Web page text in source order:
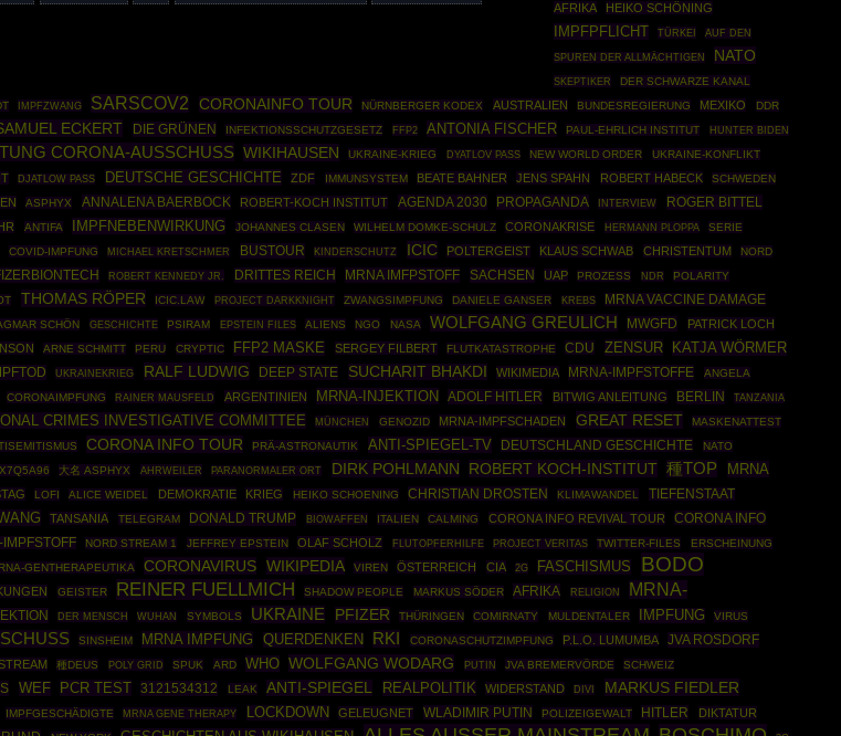
AFRIKA
HEIKO SCHÖNING
IMPFPFLICHT TÜRKEI AUF DEN
SPUREN DER ALLMÄCHTIGEN NATO
SKEPTIKER
DER SCHWARZE KANAL
IMPFZWANG SARSCOV2 CORONAINFO TOUR NÜRNBERGER KODEX AUSTRALIEN BUNDESREGIERUNG MEXIKO DDR
ECKERT DIE GRÜNEN INFEKTIONSSCHUTZGESETZ FFP2 ANTONIA FISCHER PAUL-EHRLICH INSTITUT HUNTER BIDEN
CORONA-AUSSCHUSS WIKIHAUSEN UKRAINE-KRIEG DYATLOV PASS NEW WORLD ORDER UKRAINE-KONFLIKT
DJATLOW PASS DEUTSCHE GESCHICHTE ZDF IMMUNSYSTEM BEATE BAHNER JENS SPAHN ROBERT HABECK SCHWEDEN
ASPHYX ANNALENA BAERBOCK ROBERT-KOCH INSTITUT AGENDA 2030 PROPAGANDA INTERVIEW ROGER BITTEL
ANTIFA IMPFNEBENWIRKUNG JOHANNES CLASEN WILHELM DOMKE-SCHULZ CORONAKRISE HERMANN PLOPPA SERIE
COVID-IMPFUNG MICHAEL KRETSCHMER BUSTOUR KINDERSCHUTZ ICIC POLTERGEIST KLAUS SCHWAB CHRISTENTUM
NORD
ROBERT KENNEDY JR. DRITTES REICH MRNA IMFPSTOFF SACHSEN UAP PROZESS NDR POLARITY
THOMAS RÖPER ICIC.LAW PROJECT DARKKNIGHT ZWANGSIMPFUNG DANIELE GANSER KREBS MRNA VACCINE DAMAGE
SCHÖN GESCHICHTE PSIRAM EPSTEIN FILES ALIENS NGO NASA WOLFGANG GREULICH MWGFD
PATRICK LOCH
ARNE SCHMITT PERU CRYPTIC FFP2 MASKE SERGEY FILBERT FLUTKATASTROPHE CDU ZENSUR KATJA WÖRMER
UKRAINEKRIEG RALF LUDWIG DEEP STATE SUCHARIT BHAKDI WIKIMEDIA MRNA-IMPFSTOFFE
ANGELA
CORONAIMPFUNG RAINER MAUSFELD ARGENTINIEN MRNA-INJEKTION ADOLF HITLER BITWIG ANLEITUNG BERLIN TANZANIA
CRIMES INVESTIGATIVE COMMITTEE MÜNCHEN GENOZID MRNA-IMPFSCHADEN GREAT RESET MASKENATTEST
CORONA INFO TOUR PRÄ-ASTRONAUTIK ANTI-SPIEGEL-TV DEUTSCHLAND GESCHICHTE
NATO
X7Q5A96 大名 ASPHYX AHRWEILER PARANORMALER ORT DIRK POHLMANN ROBERT KOCH-INSTITUT 種TOP MRNA
LOFI ALICE WEIDEL DEMOKRATIE KRIEG HEIKO SCHOENING CHRISTIAN DROSTEN KLIMAWANDEL TIEFENSTAAT
TANSANIA TELEGRAM DONALD TRUMP BIOWAFFEN ITALIEN CALMING CORONA INFO REVIVAL TOUR
CORONA INFO
IMPFSTOFF NORD STREAM 1 JEFFREY EPSTEIN OLAF SCHOLZ FLUTOPFERHILFE PROJECT VERITAS TWITTER-FILES ERSCHEINUNG
GENTHERAPEUTIKA CORONAVIRUS WIKIPEDIA VIREN ÖSTERREICH CIA 2G FASCHISMUS
BODO
GEISTER REINER FUELLMICH SHADOW PEOPLE MARKUS SÖDER AFRIKA RELIGION
MRNA-
DER MENSCH WUHAN SYMBOLS UKRAINE PFIZER THÜRINGEN COMIRNATY MULDENTALER IMPFUNG VIRUS
SINSHEIM MRNA IMPFUNG QUERDENKEN RKI CORONASCHUTZIMPFUNG P.L.O. LUMUMBA
JVA ROSDORF
種DEUS POLY GRID SPUK ARD WHO WOLFGANG WODARG PUTIN JVA BREMERVÖRDE SCHWEIZ
WEF PCR TEST 3121534312 LEAK ANTI-SPIEGEL REALPOLITIK WIDERSTAND DIVI MARKUS FIEDLER
IMPFGESCHÄDIGTE MRNA GENE THERAPY LOCKDOWN GELEUGNET WLADIMIR PUTIN POLIZEIGEWALT HITLER DIKTATUR